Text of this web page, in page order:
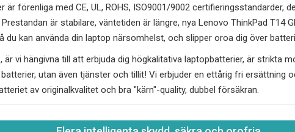
är förenliga med CE, UL, ROHS, ISO9001/9002 certifieringsstandarder,
är stabilare, väntetiden är längre, nya Lenovo ThinkPad T14
du kan använda din laptop närsomhelst, och slipper oroa dig över
vi hängivna till att erbjuda dig högkalitativa laptopbatterier, är strikta
utan även tjänster och tillit! Vi erbjuder en ettårig fri ersättning
av originalkvalitet och bra "kärn"-quality, dubbel försäkran.